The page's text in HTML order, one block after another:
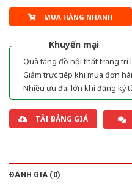
MUA HÀNG NHANH
Khuyến mại
Quà tặng đồ nội thất trang trí
Giảm trực tiếp khi mua đơn
Nhiều ưu đãi lớn khi đăng ký
TẢI BẢNG GIÁ
ĐÁNH GIÁ (0)